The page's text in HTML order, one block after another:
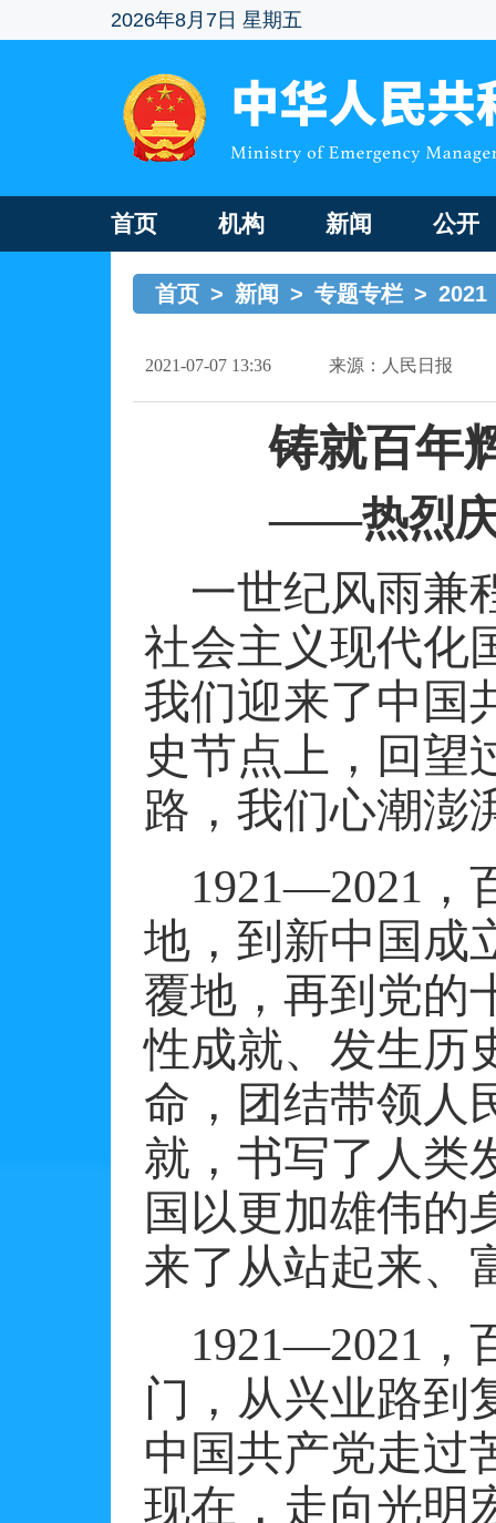
2026年8月7日 星期五
首页 机构 新闻 公开
首页 > 新闻 > 专题专栏 > 2021
2021-07-07 13:36 来源：人民日报
铸就百年
——热烈庆
一世纪风雨兼
社会主义现代化
我们迎来了中国
史节点上，回望
路，我们心潮澎
1921—2021
地，到新中国成
覆地，再到党的
性成就、发生历
命，团结带领人
就，书写了人类
国以更加雄伟的
来了从站起来、
1921—2021
门，从兴业路到
中国共产党走过
现在，走向光明